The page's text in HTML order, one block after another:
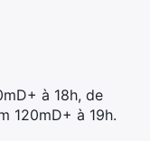
à 18h, de
120mD+ à 19h.